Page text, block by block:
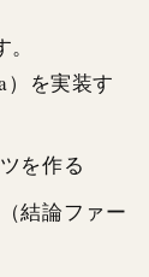
）を実装す
を作る
結論ファー